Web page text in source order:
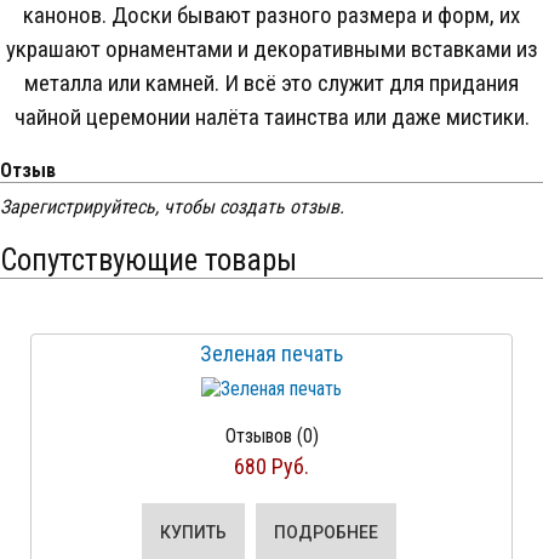
канонов. Доски бывают разного размера и форм, их
украшают орнаментами и декоративными вставками из
металла или камней. И всё это служит для придания
чайной церемонии налёта таинства или даже мистики.
Отзыв
Зарегистрируйтесь, чтобы создать отзыв.
Сопутствующие товары
Зеленая печать
Отзывов (0)
680 Руб.
КУПИТЬ ПОДРОБНЕЕ